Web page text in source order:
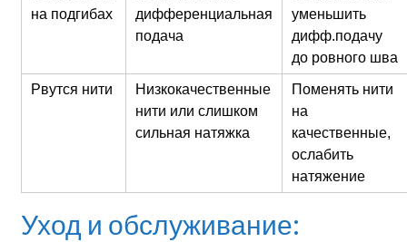
на подгибах
дифференциальная
подача
уменьшить
дифф.подачу
до ровного шва
Рвутся нити
Низкокачественные
нити или слишком
сильная натяжка
Поменять нити
на
качественные,
ослабить
натяжение
Уход и обслуживание: